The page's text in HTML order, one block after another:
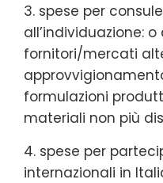
3. spese per
all’individuazione:
fornitori/mercati
formulazioni
materiali non più
4. spese per
internazionali in